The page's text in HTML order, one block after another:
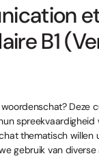
B1
Deze
spreekvaardigheid
thematisch willen
gebruik van